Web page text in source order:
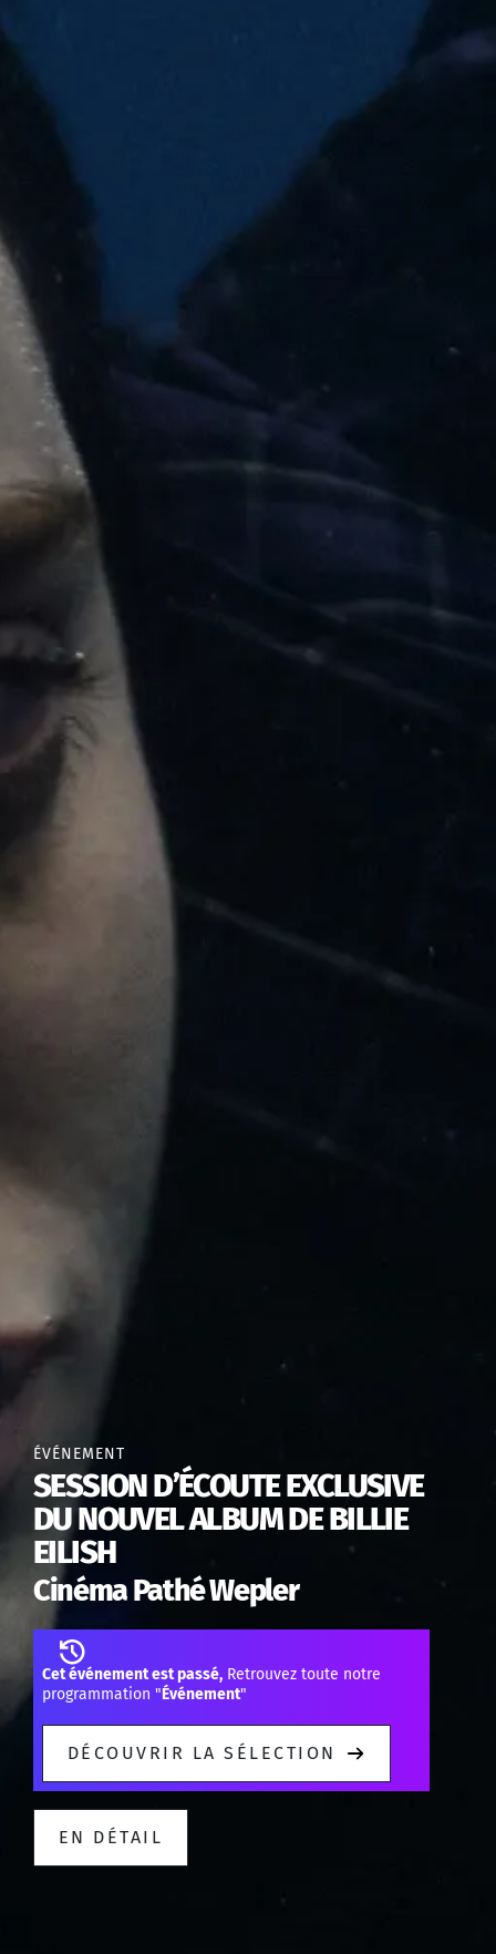
ÉVÉNEMENT
SESSION D’ÉCOUTE EXCLUSIVE
DU NOUVEL ALBUM DE BILLIE
EILISH
Cinéma Pathé Wepler
Cet événement est passé, Retrouvez toute notre
programmation "Événement"
DÉCOUVRIR LA SÉLECTION
EN DÉTAIL